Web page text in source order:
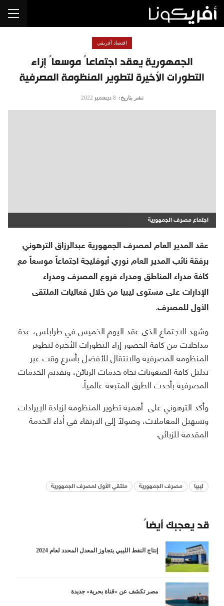
الجمهورية يعقد اجتماعاً موسعاً إزاء
التطورات الأخيرة لتطوير المنظومة المصرفية
اقتصاد أفريقي
نشر بتاريخ: 8 ديسمبر 2022
اجتماع مصرف الجمهورية
عقد المدير العام لمصرف الجمهورية عبدالرزاق الترهوني
برفقة نائب المدير العام نوري أبوفليجة اجتماعاً موسعاً مع
كافة مدراء المناطق ومدراء فروع المصرف ومدراء
الإدارات على مستوى ليبيا من خلال فعاليات الملتقى
الأول للمصرف.
وشهد الاجتماع الذي عقد اليوم الخميس في طرابلس، عدة
مداخلات من كافة الحضور إزاء التطورات الأخيرة لتطوير
المنظومة المصرفية والانتقال للأفضل بأسرع وقت عبر
تدليل كافة الصعوبات تجاه خدمات الزبائن، وتقديم الخدمات
المصرفية بأحدث الطرق المتبعة عالمياً.
وأكد الترهوني على أهمية تطوير المنظومة لزيادة الإيرادات
وتسهيل المعاملات، وصولاً إلى الارتقاء في أداء الخدمة
المقدمة للزبائن.
ليبيا مصرف الجمهورية ملتقي الأول لمصرف الجمهورية
قد يعجبك أيضاً
إنتاج النفط الليبي يتجاوز المعدل المحدد لعام 2024
مصر تكشف عن «قناة بحرية» جديدة